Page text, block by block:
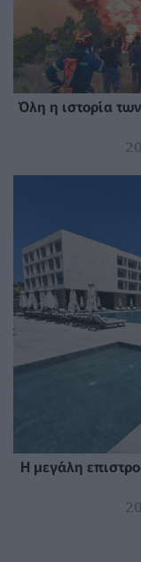
Όλη η ιστορία
Η μεγάλη